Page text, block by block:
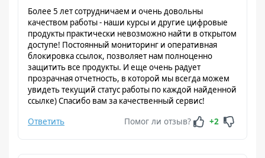
Более 5 лет сотрудничаем и очень довольны
качеством работы - наши курсы и другие цифровые
продукты практически невозможно найти в открытом
доступе! Постоянный мониторинг и оперативная
блокировка ссылок, позволяет нам полноценно
защитить все продукты. И еще очень радует
прозрачная отчетность, в которой мы всегда можем
увидеть текущий статус работы по каждой найденной
ссылке) Спасибо вам за качественный сервис!
Ответить Помог ли отзыв? +2